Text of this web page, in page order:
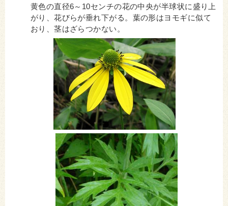
黄色の直径6～10センチの花の中央が半球状に盛り上
がり、花びらが垂れ下がる。葉の形はヨモギに似て
おり、茎はざらつかない。